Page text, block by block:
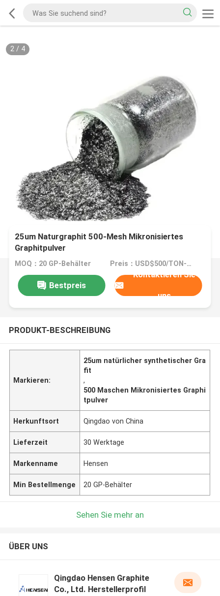
2/ 4
25um Naturgraphit 500-Mesh Mikronisiertes
Graphitpulver
MOQ：20 GP-Behälter Preis：USD$500/TON-USD$3000/TON
Bestpreis
Kontaktieren Sie
uns
PRODUKT-BESCHREIBUNG
Markieren:
25um natürlicher synthetischer Gra
fit
,
500 Maschen Mikronisiertes Graphi
tpulver
Herkunftsort Qingdao von China
Lieferzeit 30 Werktage
Markenname Hensen
Min Bestellmenge 20 GP-Behälter
Sehen Sie mehr an
ÜBER UNS
Qingdao Hensen Graphite
Co., Ltd. Herstellerprofil